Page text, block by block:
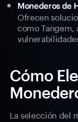
Monederos de
Ofrecen
como
Cómo
La selección del